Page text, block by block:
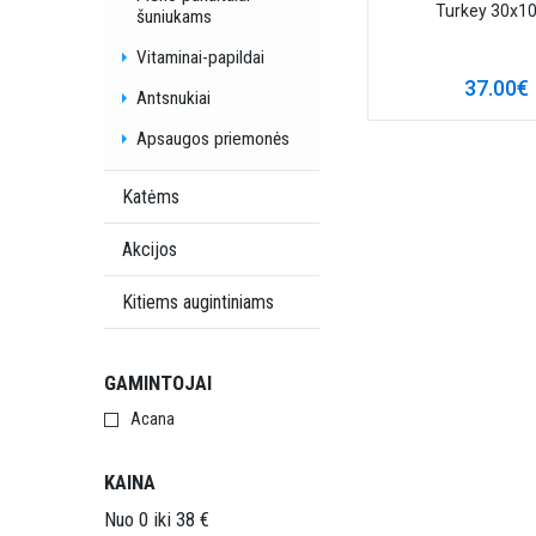
Turkey
37.00€
šuniukams
Vitaminai-papildai
Antsnukiai
Apsaugos priemonės
Katėms
Akcijos
Kitiems augintiniams
GAMINTOJAI
Acana
KAINA